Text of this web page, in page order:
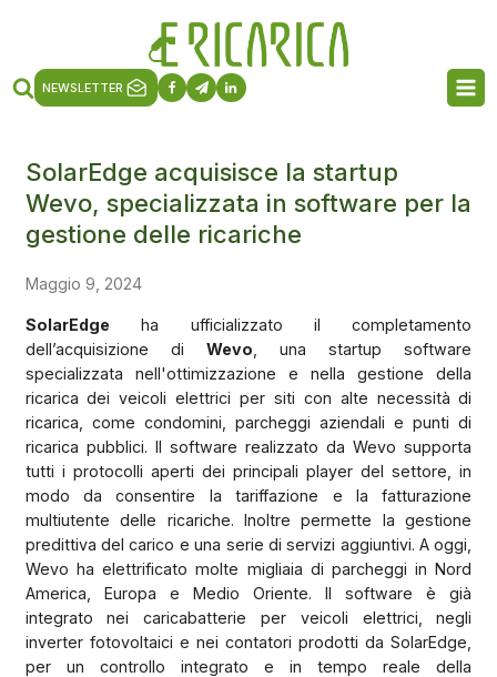
NEWSLETTER
SolarEdge acquisisce la startup
Wevo, specializzata in software per la
gestione delle ricariche
Maggio 9, 2024
SolarEdge ha ufficializzato il completamento
dell’acquisizione di Wevo , una startup software
specializzata nell'ottimizzazione e nella gestione della
ricarica dei veicoli elettrici per siti con alte necessità di
ricarica, come condomini, parcheggi aziendali e punti di
ricarica pubblici. Il software realizzato da Wevo supporta
tutti i protocolli aperti dei principali player del settore, in
modo da consentire la tariffazione e la fatturazione
multiutente delle ricariche. Inoltre permette la gestione
predittiva del carico e una serie di servizi aggiuntivi. A oggi,
Wevo ha elettrificato molte migliaia di parcheggi in Nord
America, Europa e Medio Oriente. Il software è già
integrato nei caricabatterie per veicoli elettrici, negli
inverter fotovoltaici e nei contatori prodotti da SolarEdge,
per un controllo integrato e in tempo reale della